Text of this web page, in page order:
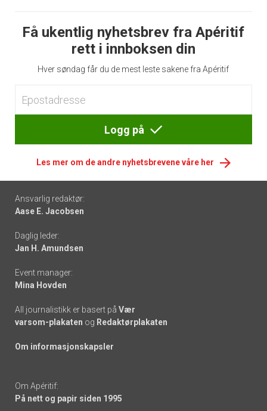
Få ukentlig nyhetsbrev fra Apéritif
rett i innboksen din
Hver søndag får du de mest leste sakene fra Apéritif
Logg på
Les mer om de andre nyhetsbrevene våre her
Footer
-
links
Ansvarlig redaktør:
Aase E. Jacobsen
Daglig leder:
Jan H. Amundsen
Event manager:
Mina Hovden
All journalistikk er basert på Vær
varsom-plakaten og Redaktørplakaten
Om informasjonskapsler
Om Apéritif:
På nett og papir siden 1995